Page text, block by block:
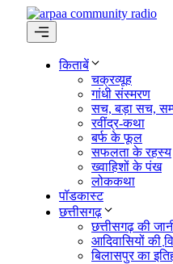
Skip
contentMenu
किताबें
चक्रव्यूह
गांधी संस्मरण
सच, बड़ा सच,
रवींद्र-कथा
बर्फ के फूल
सफलता के रहस्य
ख्वाहिशों के पंख
लोककथा
पॉडकास्ट
छत्तीसगढ़
छत्तीसगढ़ की
आदिवासियों की
बिलासपुर का